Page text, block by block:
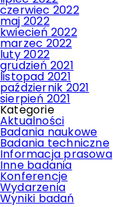
czerwiec 2022
maj 2022
kwiecień 2022
marzec 2022
luty 2022
grudzień 2021
listopad 2021
październik 2021
sierpień 2021
Kategorie
Aktualności
Badania naukowe
Badania techniczne
Informacja prasowa
Inne badania
Konferencje
Wydarzenia
Wyniki badań